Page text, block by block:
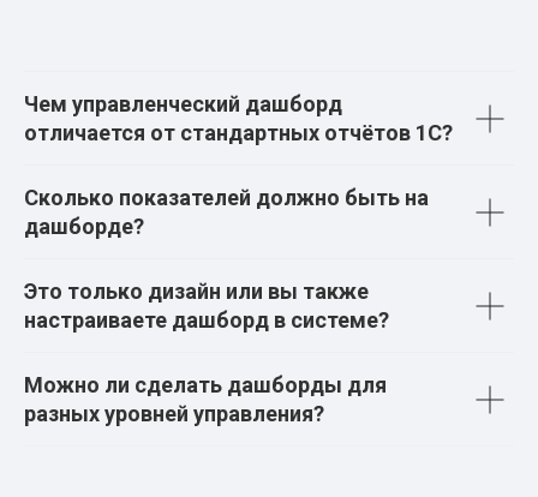
Чем управленческий дашборд
отличается от стандартных отчётов 1С?
Сколько показателей должно быть на
дашборде?
Это только дизайн или вы также
настраиваете дашборд в системе?
Можно ли сделать дашборды для
разных уровней управления?